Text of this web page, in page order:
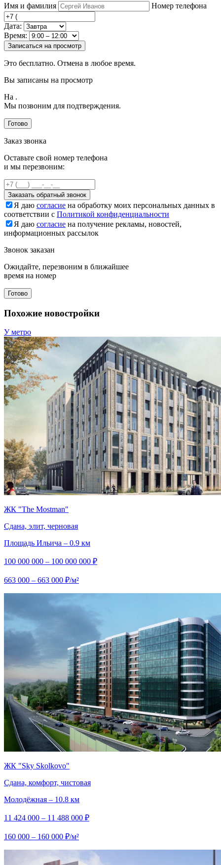
Имя и фамилия Номер телефона
Дата:
Время:
Записаться на просмотр
Это бесплатно. Отмена в любое время.
Вы записаны на просмотр
На .
Мы позвоним для подтверждения.
Готово
Заказ звонка
Оставьте свой номер телефона
и мы перезвоним:
Заказать обратный звонок
Я даю согласие на обработку моих персональных данных в
соответствии с Политикой конфиденциальности
Я даю согласие на получение рекламы, новостей,
информационных рассылок
Звонок заказан
Ожидайте, перезвоним в ближайшее
время на номер
Готово
Похожие новостройки
У метро
ЖК "The Mostman"
Сдана, элит, черновая
Площадь Ильича – 0.9 км
100 000 000 – 100 000 000 ₽
663 000 – 663 000 ₽/м²
ЖК "Sky Skolkovo"
Сдана, комфорт, чистовая
Молодёжная – 10.8 км
11 424 000 – 11 488 000 ₽
160 000 – 160 000 ₽/м²